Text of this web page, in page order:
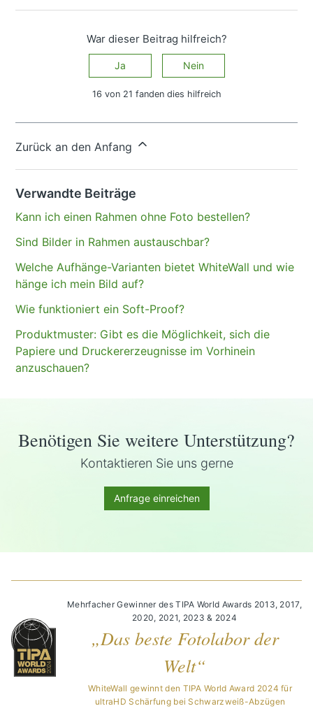
War dieser Beitrag hilfreich?
Ja Nein
16 von 21 fanden dies hilfreich
Zurück an den Anfang
Verwandte Beiträge
Kann ich einen Rahmen ohne Foto bestellen?
Sind Bilder in Rahmen austauschbar?
Welche Aufhänge-Varianten bietet WhiteWall und wie
hänge ich mein Bild auf?
Wie funktioniert ein Soft-Proof?
Produktmuster: Gibt es die Möglichkeit, sich die
Papiere und Druckererzeugnisse im Vorhinein
anzuschauen?
Benötigen Sie weitere Unterstützung?
Kontaktieren Sie uns gerne
Anfrage einreichen
Mehrfacher Gewinner des TIPA World Awards 2013, 2017,
2020, 2021, 2023 & 2024
„Das beste Fotolabor der
Welt“
WhiteWall gewinnt den TIPA World Award 2024 für
ultraHD Schärfung bei Schwarzweiß-Abzügen